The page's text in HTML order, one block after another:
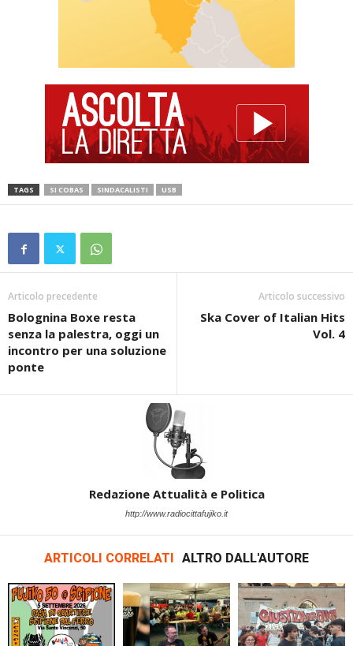
TAGS SI COBAS SINDACALISTI USB
Articolo precedente
Bolognina Boxe resta
senza la palestra, oggi un
incontro per una soluzione
ponte
Articolo successivo
Ska Cover of Italian Hits
Vol. 4
Redazione Attualità e Politica
http://www.radiocittafujiko.it
ARTICOLI CORRELATI ALTRO DALL'AUTORE